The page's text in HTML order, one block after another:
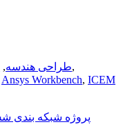
طراحی هندسه,
,
Ansys Workbench, ICEM